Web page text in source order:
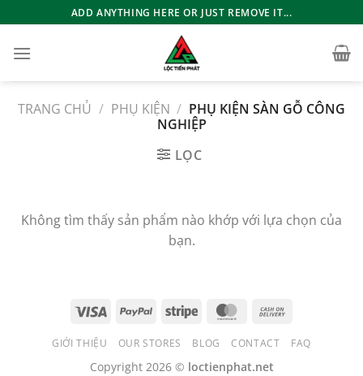
qua
nội
ADD ANYTHING HERE OR JUST REMOVE IT...
TRANG CHỦ / PHỤ KIỆN / PHỤ KIỆN SÀN GỖ CÔNG
NGHIỆP
LỌC
Không tìm thấy sản phẩm nào khớp với lựa chọn của
bạn.
GIỚI THIỆU OUR STORES BLOG CONTACT FAQ
Copyright 2026 © loctienphat.net